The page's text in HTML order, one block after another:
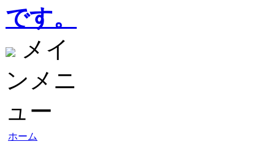
です。
メイ
ンメニ
ュー
ホーム